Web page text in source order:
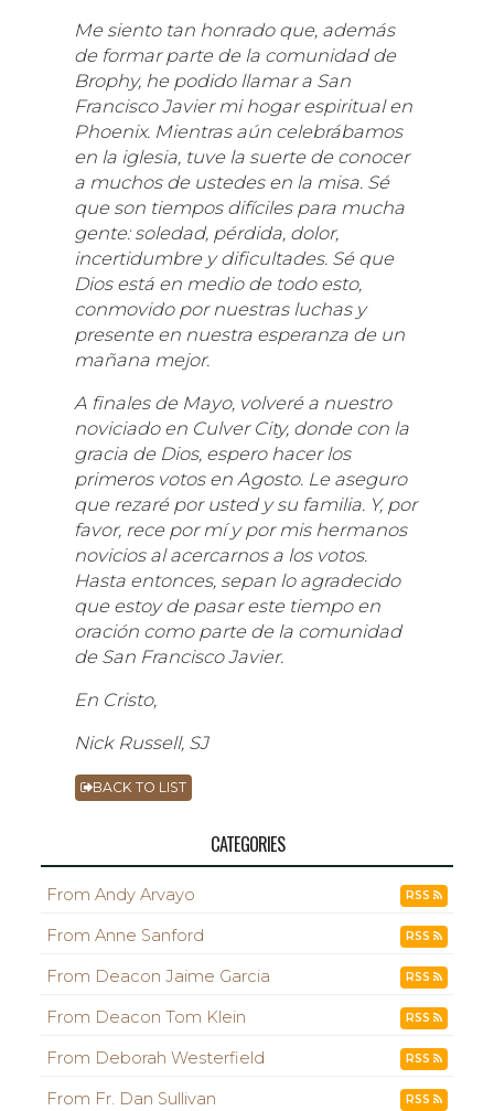
Me siento tan honrado que, además
de formar parte de la comunidad de
Brophy, he podido llamar a San
Francisco Javier mi hogar espiritual en
Phoenix. Mientras aún celebrábamos
en la iglesia, tuve la suerte de conocer
a muchos de ustedes en la misa. Sé
que son tiempos difíciles para mucha
gente: soledad, pérdida, dolor,
incertidumbre y dificultades. Sé que
Dios está en medio de todo esto,
conmovido por nuestras luchas y
presente en nuestra esperanza de un
mañana mejor.
A finales de Mayo, volveré a nuestro
noviciado en Culver City, donde con la
gracia de Dios, espero hacer los
primeros votos en Agosto. Le aseguro
que rezaré por usted y su familia. Y, por
favor, rece por mí y por mis hermanos
novicios al acercarnos a los votos.
Hasta entonces, sepan lo agradecido
que estoy de pasar este tiempo en
oración como parte de la comunidad
de San Francisco Javier.
En Cristo,
Nick Russell, SJ
BACK TO LIST
CATEGORIES
From Andy Arvayo RSS
From Anne Sanford RSS
From Deacon Jaime Garcia RSS
From Deacon Tom Klein RSS
From Deborah Westerfield RSS
From Fr. Dan Sullivan RSS